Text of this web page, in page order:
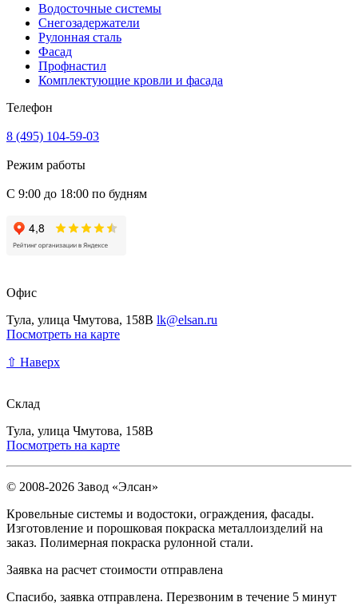
Водосточные системы
Снегозадержатели
Рулонная сталь
Фасад
Профнастил
Комплектующие кровли и фасада
Телефон
8 (495) 104-59-03
Режим работы
С 9:00 до 18:00 по будням
Офис
Тула, улица Чмутова, 158В lk@elsan.ru
Посмотреть на карте
⇧ Наверх
Склад
Тула, улица Чмутова, 158В
Посмотреть на карте
© 2008-2026 Завод «Элсан»
Кровельные системы и водостоки, ограждения, фасады.
Изготовление и порошковая покраска металлоизделий на
заказ. Полимерная покраска рулонной стали.
Заявка на расчет стоимости отправлена
Спасибо, заявка отправлена. Перезвоним в течение 5 минут